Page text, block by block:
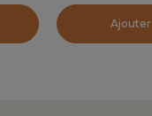
Ajouter